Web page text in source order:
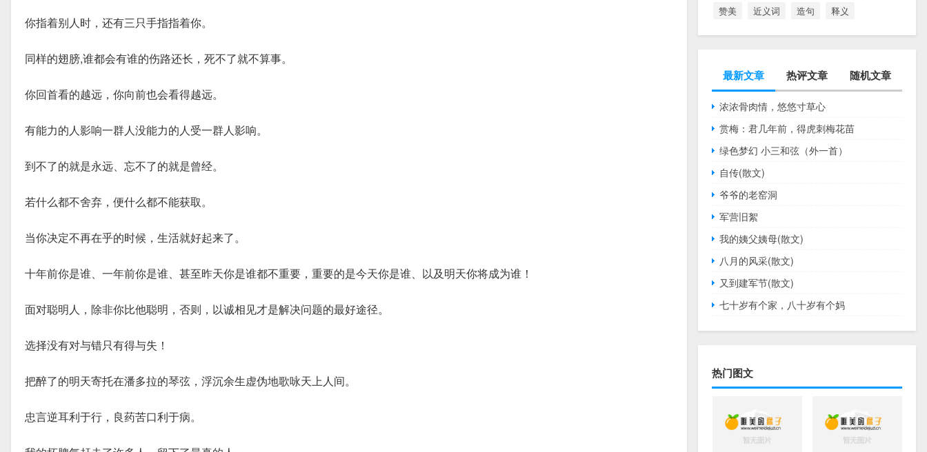
你指着别人时，还有三只手指指着你。
同样的翅膀,谁都会有谁的伤路还长，死不了就不算事。
你回首看的越远，你向前也会看得越远。
有能力的人影响一群人没能力的人受一群人影响。
到不了的就是永远、忘不了的就是曾经。
若什么都不舍弃，便什么都不能获取。
当你决定不再在乎的时候，生活就好起来了。
十年前你是谁、一年前你是谁、甚至昨天你是谁都不重要，重要的是今天你是谁、以及明天你将成为谁！
面对聪明人，除非你比他聪明，否则，以诚相见才是解决问题的最好途径。
选择没有对与错只有得与失！
把醉了的明天寄托在潘多拉的琴弦，浮沉余生虚伪地歌咏天上人间。
忠言逆耳利于行，良药苦口利于病。
赞美
近义词 造句 释义
最新文章 热评文章 随机文章
浓浓骨肉情，悠悠寸草心
赏梅：君几年前，得虎刺梅花苗
绿色梦幻 小三和弦（外一首）
自传(散文)
爷爷的老窑洞
军营旧絮
我的姨父姨母(散文)
八月的风采(散文)
又到建军节(散文)
七十岁有个家，八十岁有个妈
热门图文